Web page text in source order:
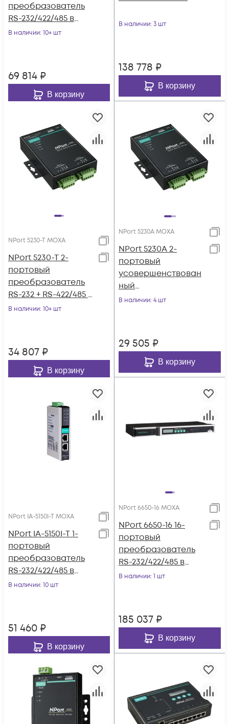
преобразователь
RS-232/422/485 в
Ethernet с
В наличии: 10+ шт
69 814 ₽
В корзину
В наличии: 3 шт
138 778 ₽
В корзину
NPort 5230-T MOXA
NPort 5230-T 2-
портовый
преобразователь
RS-232 + RS-422/485 в
Ethernet с
В наличии: 10+ шт
34 807 ₽
В корзину
NPort 5230A MOXA
NPort 5230A 2-
портовый
усовершенствован
ный
преобразователь
В наличии: 4 шт
29 505 ₽
В корзину
NPort IA-5150I-T MOXA
NPort IA-5150I-T 1-
портовый
преобразователь
RS-232/422/485 в
Ethernet с
температур MOXA
В наличии: 10 шт
51 460 ₽
В корзину
NPort 6650-16 MOXA
NPort 6650-16 16-
портовый
преобразователь
RS-232/422/485 в
Ethernet с
В наличии: 1 шт
185 037 ₽
В корзину